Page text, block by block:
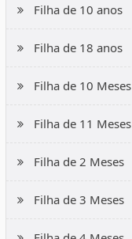
Filha de 10 anos
Filha de 18 anos
Filha de 10 Meses
Filha de 11 Meses
Filha de 2 Meses
Filha de 3 Meses